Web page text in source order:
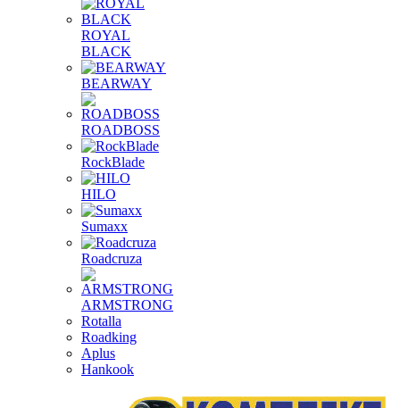
ROYAL
BLACK
BEARWAY
ROADBOSS
RockBlade
HILO
Sumaxx
Roadcruza
ARMSTRONG
Rotalla
Roadking
Aplus
Hankook